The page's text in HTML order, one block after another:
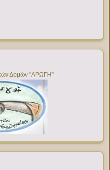
Δομών "ΑΡΩΓΗ"